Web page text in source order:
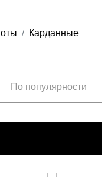
Карданные
По популярности